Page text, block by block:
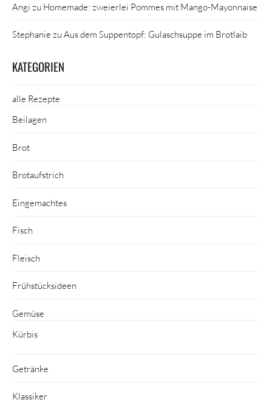
Angi zu Homemade: zweierlei Pommes mit Mango-Mayonnaise
Stephanie zu Aus dem Suppentopf: Gulaschsuppe im Brotlaib
KATEGORIEN
alle Rezepte
Beilagen
Brot
Brotaufstrich
Eingemachtes
Fisch
Fleisch
Frühstücksideen
Gemüse
Kürbis
Getränke
Klassiker